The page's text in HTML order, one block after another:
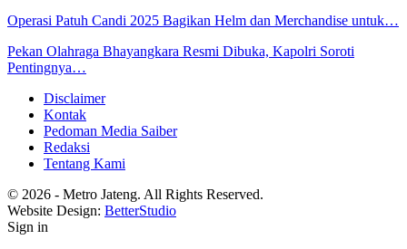
Operasi Patuh Candi 2025 Bagikan Helm dan Merchandise untuk…
Pekan Olahraga Bhayangkara Resmi Dibuka, Kapolri Soroti
Pentingnya…
Disclaimer
Kontak
Pedoman Media Saiber
Redaksi
Tentang Kami
© 2026 - Metro Jateng. All Rights Reserved.
Website Design: BetterStudio
Sign in